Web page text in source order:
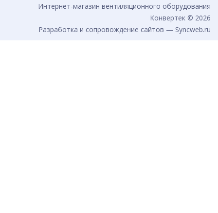
Интернет-магазин вентиляционного оборудования
Конвертек © 2026
Разработка и сопровождение сайтов — Syncweb.ru